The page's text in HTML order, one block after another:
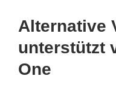
Alternative
unterstützt
One